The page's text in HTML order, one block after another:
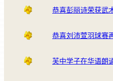
恭喜彭丽诗荣获武
恭喜刘沛萱羽球赛
芙中学子在华语朗